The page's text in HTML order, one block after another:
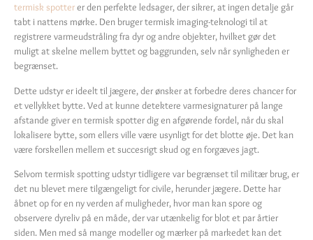
termisk spotterer den perfekte ledsager, der sikrer, at ingen detalje går
tabt i nattens mørke. Den bruger termisk imaging-teknologi til at
registrere varmeudstråling fra dyr og andre objekter, hvilket gør det
muligt at skelne mellem byttet og baggrunden, selv når synligheden er
begrænset.
Dette udstyr er ideelt til jægere, der ønsker at forbedre deres chancer for
et vellykket bytte. Ved at kunne detektere varmesignaturer på lange
afstande giver en termisk spotter dig en afgørende fordel, når du skal
lokalisere bytte, som ellers ville være usynligt for det blotte øje. Det kan
være forskellen mellem et succesrigt skud og en forgæves jagt.
Selvom termisk spotting udstyr tidligere var begrænset til militær brug, er
det nu blevet mere tilgængeligt for civile, herunder jægere. Dette har
åbnet op for en ny verden af muligheder, hvor man kan spore og
observere dyreliv på en måde, der var utænkelig for blot et par årtier
siden. Men med så mange modeller og mærker på markedet kan det